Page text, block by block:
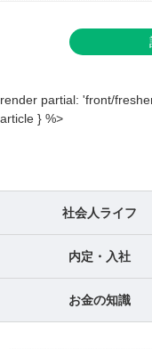
render partial: 'front/
article } %>
社会人ライフ
内定・入社
お金の知識